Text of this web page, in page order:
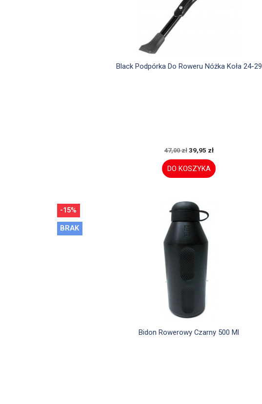
Szybki podgląd
Black Podpórka Do Roweru Nóżka Koła 24-29
47,00 zł 39,95 zł
DO KOSZYKA
Szybki podgląd
Bidon Rowerowy Czarny 500 Ml
-15%
BRAK